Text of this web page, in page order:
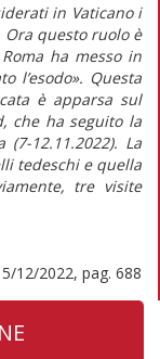
in Vaticano i
questo ruolo è
ha messo in
l’esodo». Questa
è apparsa sul
, che ha seguito la
12.11.2022). La
tedeschi e quella
tre visite
12/2022, pag. 688